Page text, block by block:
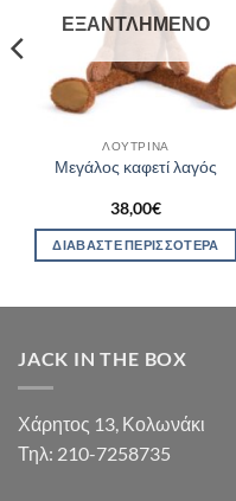
ΕΞΑΝΤΛΗΜΈΝΟ
ΛΟΎΤΡΙΝΑ
Μεγάλος καφετί λαγός
38,00€
ΔΙΑΒΆΣΤΕ ΠΕΡΙΣΣΌΤΕΡΑ
JACK IN THE BOX
Χάρητος 13, Κολωνάκι
Τηλ: 210-7258735